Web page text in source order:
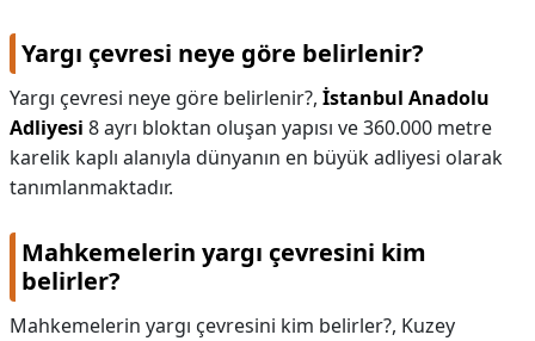
Yargı çevresi neye göre belirlenir?
Yargı çevresi neye göre belirlenir?, İstanbul Anadolu
Adliyesi 8 ayrı bloktan oluşan yapısı ve 360.000 metre
karelik kaplı alanıyla dünyanın en büyük adliyesi olarak
tanımlanmaktadır.
Mahkemelerin yargı çevresini kim
belirler?
Mahkemelerin yargı çevresini kim belirler?, Kuzey